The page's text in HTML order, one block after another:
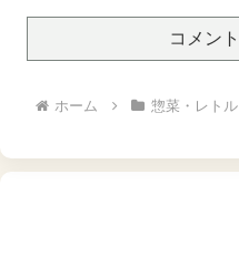
コメン
ホーム 惣菜・レト